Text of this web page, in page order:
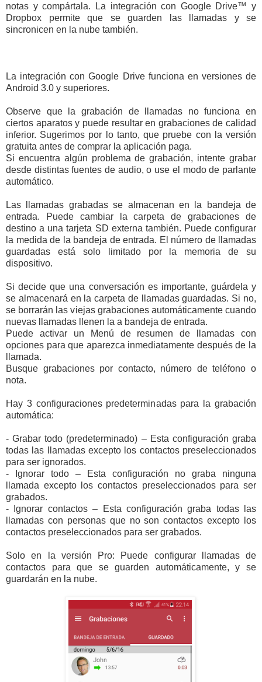
notas y compártala. La integración con Google Drive™ y
Dropbox permite que se guarden las llamadas y se
sincronicen en la nube también.
La integración con Google Drive funciona en versiones de
Android 3.0 y superiores.
Observe que la grabación de llamadas no funciona en
ciertos aparatos y puede resultar en grabaciones de calidad
inferior. Sugerimos por lo tanto, que pruebe con la versión
gratuita antes de comprar la aplicación paga.
Si encuentra algún problema de grabación, intente grabar
desde distintas fuentes de audio, o use el modo de parlante
automático.
Las llamadas grabadas se almacenan en la bandeja de
entrada. Puede cambiar la carpeta de grabaciones de
destino a una tarjeta SD externa también. Puede configurar
la medida de la bandeja de entrada. El número de llamadas
guardadas está solo limitado por la memoria de su
dispositivo.
Si decide que una conversación es importante, guárdela y
se almacenará en la carpeta de llamadas guardadas. Si no,
se borrarán las viejas grabaciones automáticamente cuando
nuevas llamadas llenen la a bandeja de entrada.
Puede activar un Menú de resumen de llamadas con
opciones para que aparezca inmediatamente después de la
llamada.
Busque grabaciones por contacto, número de teléfono o
nota.
Hay 3 configuraciones predeterminadas para la grabación
automática:
- Grabar todo (predeterminado) – Esta configuración graba
todas las llamadas excepto los contactos preseleccionados
para ser ignorados.
- Ignorar todo – Esta configuración no graba ninguna
llamada excepto los contactos preseleccionados para ser
grabados.
- Ignorar contactos – Esta configuración graba todas las
llamadas con personas que no son contactos excepto los
contactos preseleccionados para ser grabados.
Solo en la versión Pro: Puede configurar llamadas de
contactos para que se guarden automáticamente, y se
guardarán en la nube.